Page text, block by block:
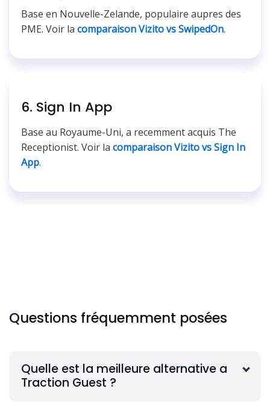
Base en Nouvelle-Zelande, populaire aupres des
PME. Voir la comparaison Vizito vs SwipedOn.
6. Sign In App
Base au Royaume-Uni, a recemment acquis The
Receptionist. Voir la comparaison Vizito vs Sign In
App.
Questions fréquemment posées
Quelle est la meilleure alternative a
Traction Guest ?